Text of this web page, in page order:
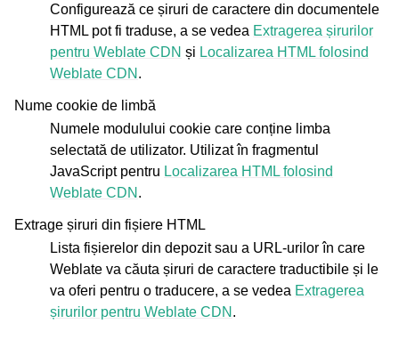
Configurează ce șiruri de caractere din documentele
HTML pot fi traduse, a se vedea Extragerea șirurilor
pentru Weblate CDN și Localizarea HTML folosind
Weblate CDN .
Nume cookie de limbă
Numele modulului cookie care conține limba
selectată de utilizator. Utilizat în fragmentul
JavaScript pentru Localizarea HTML folosind
Weblate CDN .
Extrage șiruri din fișiere HTML
Lista fișierelor din depozit sau a URL-urilor în care
Weblate va căuta șiruri de caractere traductibile și le
va oferi pentru o traducere, a se vedea Extragerea
șirurilor pentru Weblate CDN .